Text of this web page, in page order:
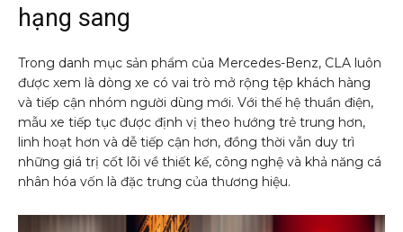
hạng sang
Trong danh mục sản phẩm của Mercedes-Benz, CLA luôn
được xem là dòng xe có vai trò mở rộng tệp khách hàng
và tiếp cận nhóm người dùng mới. Với thế hệ thuần điện,
mẫu xe tiếp tục được định vị theo hướng trẻ trung hơn,
linh hoạt hơn và dễ tiếp cận hơn, đồng thời vẫn duy trì
những giá trị cốt lõi về thiết kế, công nghệ và khả năng cá
nhân hóa vốn là đặc trưng của thương hiệu.